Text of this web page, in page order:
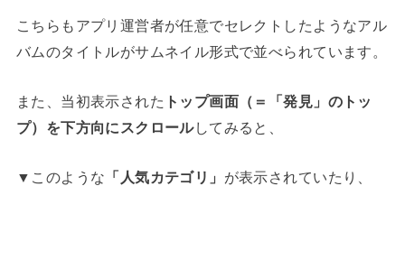
こちらもアプリ運営者が任意でセレクトしたようなアル
バムのタイトルがサムネイル形式で並べられています。
また、当初表示された トップ画面（＝「発見」のトッ
プ）を下方向にスクロールしてみると、
▼このような 「人気カテゴリ」 が表示されていたり、